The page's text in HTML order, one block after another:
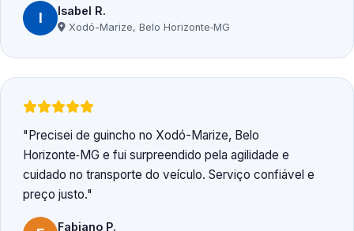
I Isabel R.
Xodó-Marize, Belo Horizonte‑MG
Precisei de guincho no Xodó-Marize, Belo
Horizonte‑MG e fui surpreendido pela agilidade e
cuidado no transporte do veículo. Serviço confiável e
preço justo.
Fabiano P.